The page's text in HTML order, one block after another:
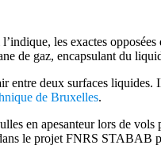
les exactes
de gaz, encapsulant du
entre deux surfaces
de Bruxelles.
en apesanteur lors de
le projet FNRS